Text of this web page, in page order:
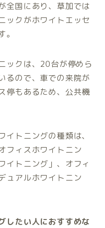
全国にあり、草加では
ックがホワイトエッセ
ックは、20台が停めら
るので、車での来院が
停もあるため、公共機
イトニングの種類は、
フィスホワイトニン
イトニング」、オフィ
ュアルホワイトニン
したい人におすすめな